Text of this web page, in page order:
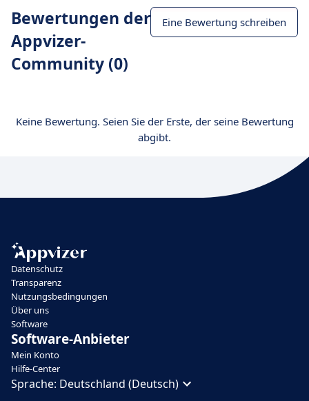
Bewertungen der
Appvizer-
Community (0)
Eine Bewertung schreiben
Keine Bewertung. Seien Sie der Erste, der seine Bewertung
abgibt.
Datenschutz
Transparenz
Nutzungsbedingungen
Über uns
Software
Software-Anbieter
Mein Konto
Hilfe-Center
Sprache: Deutschland (Deutsch)